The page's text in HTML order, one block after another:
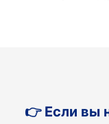
👉 Если вы